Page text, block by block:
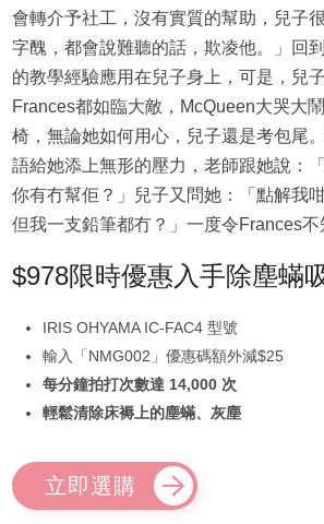
會轉介予社工，沒有實質的幫助，兒子
字醜，都會說難聽的話，欺凌他。」回
的教學經驗應用在兒子身上，可是，兒
Frances都如臨大敵，McQueen大哭大
椅，無論她如何用心，兒子還是考包尾
語給她添上無形的壓力，老師跟她說：
你有冇幫佢？」兒子又問她：「點解我
但我一支鉛筆都冇？」一度令Frances不
$978限時優惠入手除塵蟎
IRIS OHYAMA IC-FAC4 型號
輸入「NMG002」優惠碼額外減$25
每分鐘拍打次數達 14,000 次
輕鬆清除床褥上的塵蟎、灰塵
立即選購